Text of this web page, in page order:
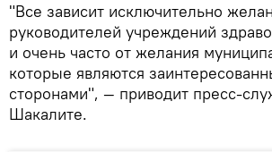
"Все зависит исключительно
руководителей учреждений
и очень часто от желания
которые являются
сторонами", — приводит пресс-
Шакалите.